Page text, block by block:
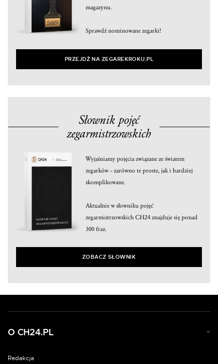
magazynu.
Sprawdź nominowane zegarki!
PRZEJDŹ NA ZEGAREKROKU.PL
Słownik pojęć
zegarmistrzowskich
Wyjaśniamy pojęcia związane ze światem
zegarków – zarówno te proste, jak i bardziej
skomplikowane.
Aktualnie w słowniku pojęć
zegarmistrzowskich CH24 znajduje się ponad
300 fraz.
ZOBACZ SŁOWNIK
O CH24.PL
Redakcja